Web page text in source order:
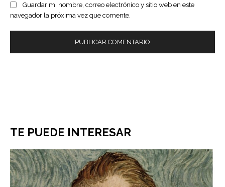
Guardar mi nombre, correo electrónico y sitio web en este
navegador la próxima vez que comente.
TE PUEDE INTERESAR